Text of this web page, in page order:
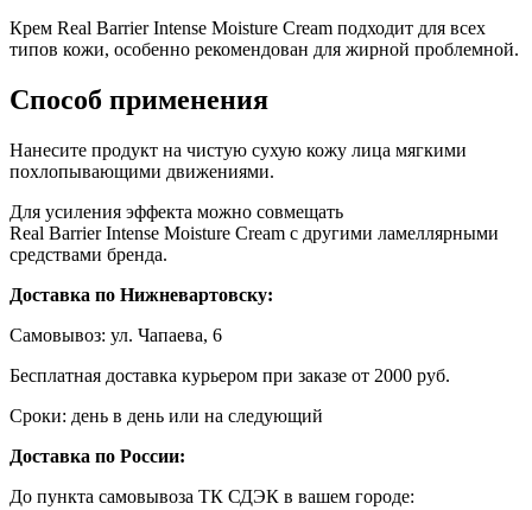
Крем Real Barrier Intense Moisture Cream подходит для всех
типов кожи, особенно рекомендован для жирной проблемной.
Способ применения
Нанесите продукт на чистую сухую кожу лица мягкими
похлопывающими движениями.
Для усиления эффекта можно совмещать
Real Barrier Intense Moisture Cream с другими ламеллярными
средствами бренда.
Доставка по Нижневартовску:
Самовывоз: ул. Чапаева, 6
Бесплатная доставка курьером при заказе от 2000 руб.
Сроки: день в день или на следующий
Доставка по России:
До пункта самовывоза ТК СДЭК в вашем городе: